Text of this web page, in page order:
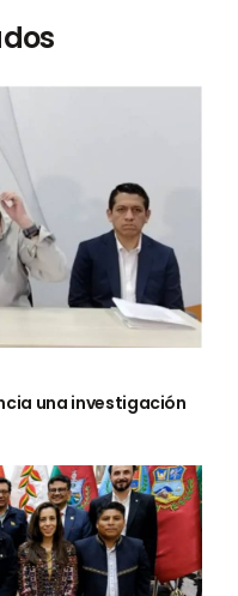
una investigación